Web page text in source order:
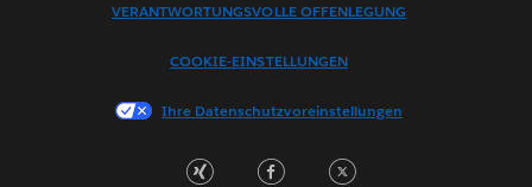
Français (France)
한국어
Português
VERANTWORTUNGSVOLLE OFFENLEGUNG
COOKIE-EINSTELLUNGEN
Ihre Datenschutzvoreinstellungen